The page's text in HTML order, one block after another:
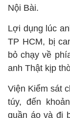
Nội Bài.
Lợi dụng lúc
TP HCM, bị
bỏ chạy về
anh Thật kịp
Viện Kiểm sát
túy, đến
quần áo và đi